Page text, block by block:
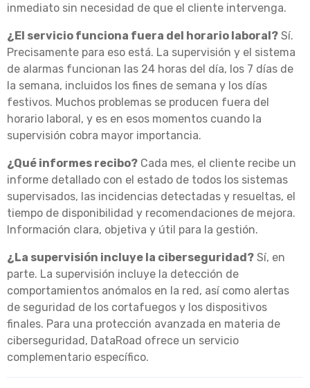
inmediato sin necesidad de que el cliente intervenga.
¿El servicio funciona fuera del horario laboral? Sí.
Precisamente para eso está. La supervisión y el sistema
de alarmas funcionan las 24 horas del día, los 7 días de
la semana, incluidos los fines de semana y los días
festivos. Muchos problemas se producen fuera del
horario laboral, y es en esos momentos cuando la
supervisión cobra mayor importancia.
¿Qué informes recibo? Cada mes, el cliente recibe un
informe detallado con el estado de todos los sistemas
supervisados, las incidencias detectadas y resueltas, el
tiempo de disponibilidad y recomendaciones de mejora.
Información clara, objetiva y útil para la gestión.
¿La supervisión incluye la ciberseguridad? Sí, en
parte. La supervisión incluye la detección de
comportamientos anómalos en la red, así como alertas
de seguridad de los cortafuegos y los dispositivos
finales. Para una protección avanzada en materia de
ciberseguridad, DataRoad ofrece un servicio
complementario específico.